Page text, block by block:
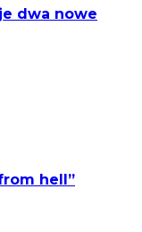
dwa nowe
hell”